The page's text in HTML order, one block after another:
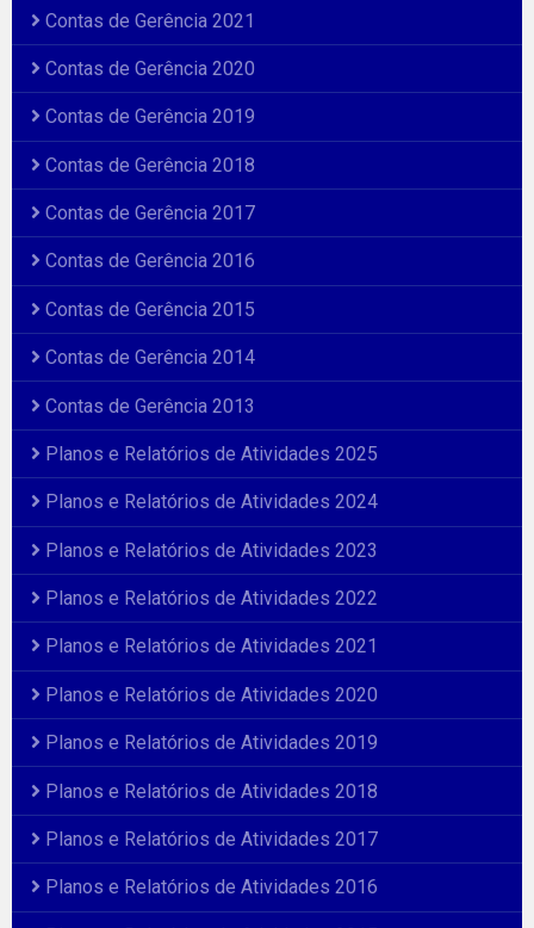
Contas de Gerência 2021
Contas de Gerência 2020
Contas de Gerência 2019
Contas de Gerência 2018
Contas de Gerência 2017
Contas de Gerência 2016
Contas de Gerência 2015
Contas de Gerência 2014
Contas de Gerência 2013
Planos e Relatórios de Atividades 2025
Planos e Relatórios de Atividades 2024
Planos e Relatórios de Atividades 2023
Planos e Relatórios de Atividades 2022
Planos e Relatórios de Atividades 2021
Planos e Relatórios de Atividades 2020
Planos e Relatórios de Atividades 2019
Planos e Relatórios de Atividades 2018
Planos e Relatórios de Atividades 2017
Planos e Relatórios de Atividades 2016